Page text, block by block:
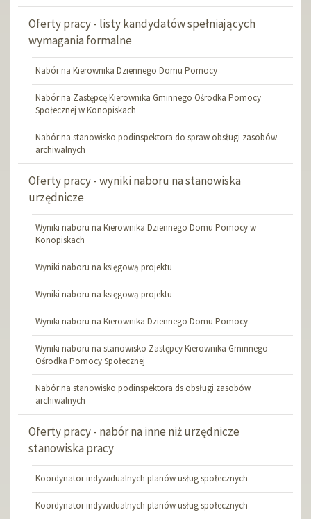
Oferty pracy - listy kandydatów spełniających
wymagania formalne
Nabór na Kierownika Dziennego Domu Pomocy
Nabór na Zastępcę Kierownika Gminnego Ośrodka Pomocy
Społecznej w Konopiskach
Nabór na stanowisko podinspektora do spraw obsługi zasobów
archiwalnych
Oferty pracy - wyniki naboru na stanowiska
urzędnicze
Wyniki naboru na Kierownika Dziennego Domu Pomocy w
Konopiskach
Wyniki naboru na księgową projektu
Wyniki naboru na księgową projektu
Wyniki naboru na Kierownika Dziennego Domu Pomocy
Wyniki naboru na stanowisko Zastępcy Kierownika Gminnego
Ośrodka Pomocy Społecznej
Nabór na stanowisko podinspektora ds obsługi zasobów
archiwalnych
Oferty pracy - nabór na inne niż urzędnicze
stanowiska pracy
Koordynator indywidualnych planów usług społecznych
Koordynator indywidualnych planów usług społecznych